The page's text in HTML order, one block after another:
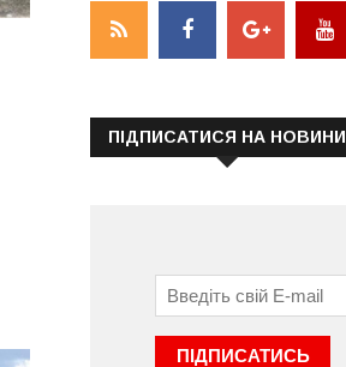
ПІДПИСАТИСЯ НА НОВИНИ
ПІДПИСАТИСЬ